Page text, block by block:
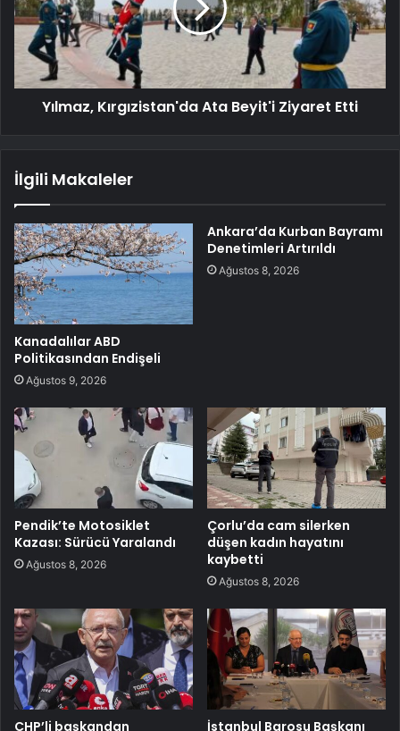
Yılmaz, Kırgızistan'da Ata Beyit'i Ziyaret Etti
İlgili Makaleler
Kanadalılar ABD
Politikasından Endişeli
Ağustos 9, 2026
Ankara’da Kurban Bayramı
Denetimleri Artırıldı
Ağustos 8, 2026
Pendik’te Motosiklet
Kazası: Sürücü Yaralandı
Ağustos 8, 2026
Çorlu’da cam silerken
düşen kadın hayatını
kaybetti
Ağustos 8, 2026
CHP’li başkandan İstanbul Barosu Başkanı